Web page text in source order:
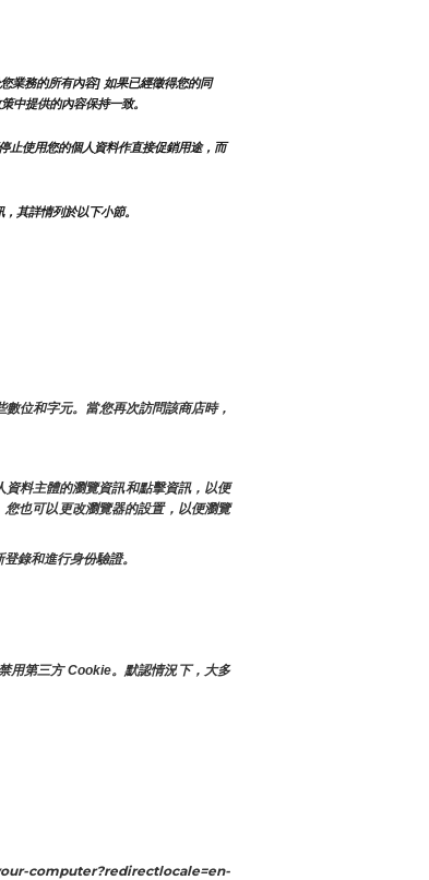
業務的所有內容] 如果已經徵得您的同
中提供的內容保持一致。
止使用您的個人資料作直接促銷用途，而
其詳情列於以下小節。
位和字元。當您再次訪問該商店時，
料主體的瀏覽資訊和點擊資訊，以便
也可以更改瀏覽器的設置，以便瀏覽
錄和進行身份驗證。
用第三方 Cookie。默認情況下，大多